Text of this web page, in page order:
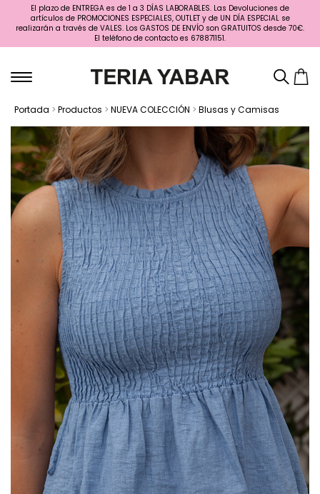
El plazo de ENTREGA es de 1 a 3 DÍAS LABORABLES. Las Devoluciones de
artículos de PROMOCIONES ESPECIALES, OUTLET y de UN DÍA ESPECIAL se
realizarán a través de VALES. Los GASTOS DE ENVÍO son GRATUITOS desde 70€.
El teléfono de contacto es 678871151.
Portada > Productos > NUEVA COLECCIÓN > Blusas y Camisas